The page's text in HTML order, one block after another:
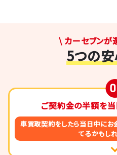
\ カーセブンが
5つの
ご契約金の半額を
車買取契約をしたら当日中にお
てるかもし